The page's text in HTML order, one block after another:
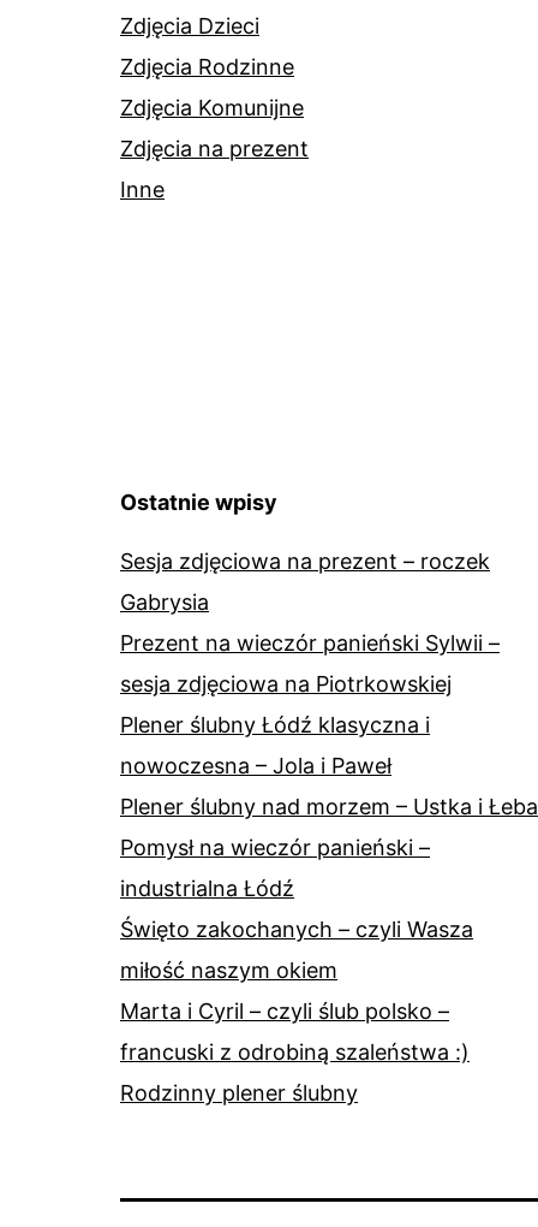
Zdjęcia Dzieci
Zdjęcia Rodzinne
Zdjęcia Komunijne
Zdjęcia na prezent
Inne
Ostatnie wpisy
Sesja zdjęciowa na prezent – roczek
Gabrysia
Prezent na wieczór panieński Sylwii –
sesja zdjęciowa na Piotrkowskiej
Plener ślubny Łódź klasyczna i
nowoczesna – Jola i Paweł
Plener ślubny nad morzem – Ustka i Łeba
Pomysł na wieczór panieński –
industrialna Łódź
Święto zakochanych – czyli Wasza
miłość naszym okiem
Marta i Cyril – czyli ślub polsko –
francuski z odrobiną szaleństwa :)
Rodzinny plener ślubny